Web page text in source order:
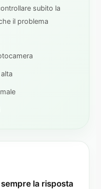
subito la
il problema
la risposta